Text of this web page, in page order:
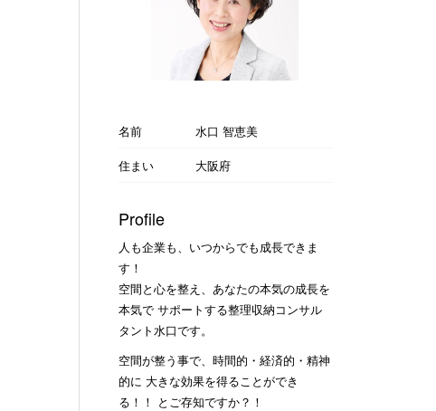
名前
水口 智恵美
住まい
大阪府
Profile
人も企業も、いつからでも成長できま
す！
空間と心を整え、あなたの本気の成長を
本気で サポートする整理収納コンサル
タント水口です。
空間が整う事で、時間的・経済的・精神
的に 大きな効果を得ることができ
る！！ とご存知ですか？！